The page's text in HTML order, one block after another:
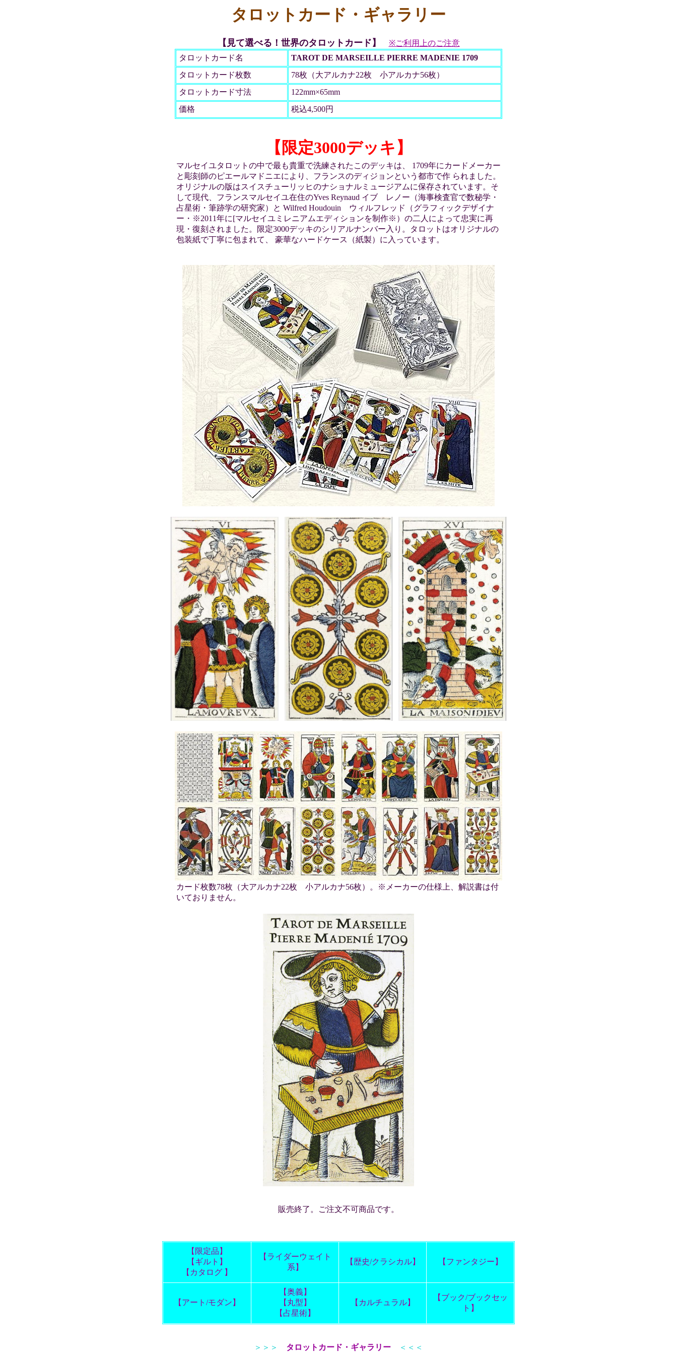
タロットカード・ギャラリー
【見て選べる！世界のタロットカード】
※ご利用上のご注意
タロットカード名
TAROT DE MARSEILLE PIERRE MADENIE 1709
タロットカード枚数
78枚（大アルカナ22枚 小アルカナ56枚）
タロットカード寸法
122mm×65mm
価格
税込4,500円
【限定3000デッキ】
マルセイユタロットの中で最も貴重で洗練されたこのデッキは、 1709年にカードメーカー
と彫刻師のピエールマドニエにより、フランスのディジョンという都市で作 られました。
オリジナルの版はスイスチューリッヒのナショナルミュージアムに保存されています。そ
して現代、フランスマルセイユ在住のYves Reynaud イブ レノー（海事検査官で数秘学・
占星術・筆跡学の研究家）と Wilfred Houdouin ウィルフレッド（グラフィックデザイナ
ー・※2011年に[マルセイユミレニアムエディションを制作※）の二人によって忠実に再
現・復刻されました。限定3000デッキのシリアルナンバー入り。タロットはオリジナルの
包装紙で丁寧に包まれて、 豪華なハードケース（紙製）に入っています。
カード枚数78枚（大アルカナ22枚 小アルカナ56枚）。※メーカーの仕様上、解説書は付
いておりません。
販売終了。ご注文不可商品です。
【限定品】
【ギルト】
【カタログ 】
【ライダーウェイト
系】
【歴史/クラシカル】 【ファンタジー】
【アート/モダン】
【奥義】
【丸型】
【占星術】
【カルチュラル】
【ブック/ブックセッ
ト】
＞＞＞ タロットカード・ギャラリー ＜＜＜